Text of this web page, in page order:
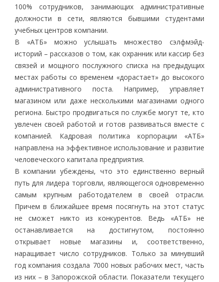
100% сотрудников, занимающих административные
должности в сети, являются бывшими студентами
учебных центров компании.
В «АТБ» можно услышать множество сэлфмэйд-
историй – рассказов о том, как охранник или кассир без
связей и мощного послужного списка на предыдущих
местах работы со временем «дорастает» до высокого
административного поста. Например, управляет
магазином или даже несколькими магазинами одного
региона. Быстро продвигаться по службе могут те, кто
увлечен своей работой и готов развиваться вместе с
компанией. Кадровая политика корпорации «АТБ»
направлена на эффективное использование и развитие
человеческого капитала предприятия.
В компании убеждены, что это единственно верный
путь для лидера торговли, являющегося одновременно
самым крупным работодателем в своей отрасли.
Причем в ближайшее время посягнуть на этот статус
не сможет никто из конкурентов. Ведь «АТБ» не
останавливается на достигнутом, постоянно
открывает новые магазины и, соответственно,
наращивает число сотрудников. Только за минувший
год компания создала 7000 новых рабочих мест, часть
из них – в Запорожской области. Показатели текущего